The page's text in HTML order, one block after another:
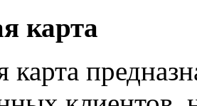
карта
карта